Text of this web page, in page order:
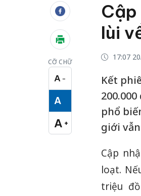
CỠ CHỮ
A −
Cỡ chữ nhỏ
A
Cỡ chữ vừa
A +
Cỡ chữ lớn
lùi
17:07
Kết
phổ
giới
Cập
loạt.
triệu